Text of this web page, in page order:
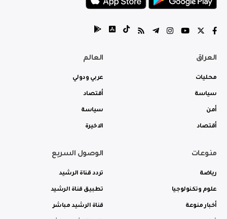
العراق
محليات
سياسة
أمن
أقتصاد
العالم
عربي ودولي
أقتصاد
سياسة
الاخيرة
منوعات
رياضة
علوم وتكنولوجيا
أخبار منوعة
الوصول السريع
تردد قناة الرشيد
تطبيق قناة الرشيد
قناة الرشيد مباشر